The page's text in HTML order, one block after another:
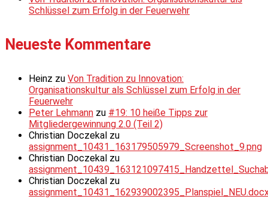
Schlüssel zum Erfolg in der Feuerwehr
Neueste Kommentare
Heinz zu Von Tradition zu Innovation:
Organisationskultur als Schlüssel zum Erfolg in der
Feuerwehr
Peter Lehmann zu #19: 10 heiße Tipps zur
Mitgliedergewinnung 2.0 (Teil 2)
Christian Doczekal zu
assignment_10431_163179505979_Screenshot_9.png
Christian Doczekal zu
Christian Doczekal zu